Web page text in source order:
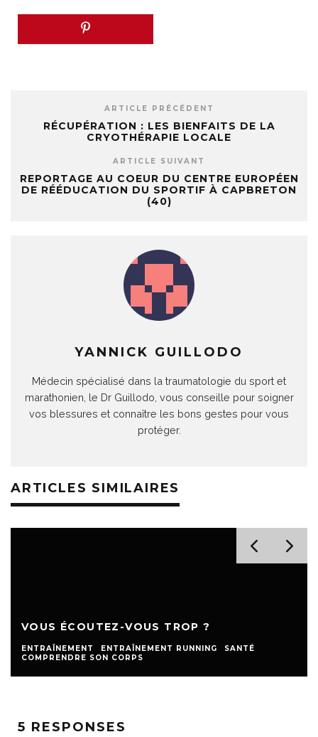
ARTICLE PRÉCÉDENT
RÉCUPÉRATION : LES BIENFAITS DE LA
CRYOTHÉRAPIE LOCALE
ARTICLE SUIVANT
REPORTAGE AU COEUR DU CENTRE EUROPÉEN
DE RÉÉDUCATION DU SPORTIF À CAPBRETON
(40)
YANNICK GUILLODO
Médecin spécialisé dans la traumatologie du sport et
marathonien, le Dr Guillodo, vous conseille pour soigner
vos blessures et connaître les bons gestes pour vous
protéger.
ARTICLES SIMILAIRES
VOUS ÉCOUTEZ-VOUS TROP ?
ENTRAÎNEMENT ENTRAÎNEMENT RUNNING
SANTÉ
COMPRENDRE SON CORPS
5 RESPONSES